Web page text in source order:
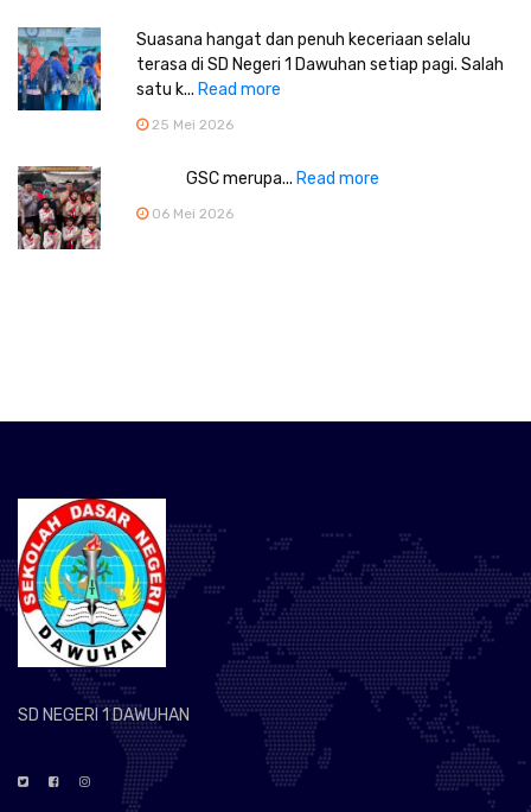
Suasana hangat dan penuh keceriaan selalu
terasa di SD Negeri 1 Dawuhan setiap pagi. Salah
satu k... Read more
25 Mei 2026
GSC merupa... Read more
06 Mei 2026
SD NEGERI 1 DAWUHAN